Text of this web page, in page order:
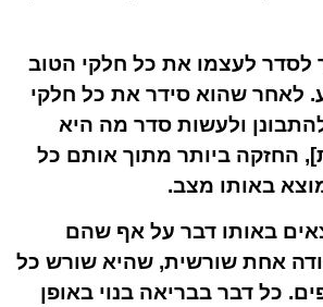
לסדר לעצמו את כל חלקי הטוב
לאחר שהוא סידר את כל חלקי
ולעשות סדר מה היא
החזקה ביותר מתוך אותם כל
באותו מצב.
באותו דבר על אף שהם
אחת שורשית, שהיא שורש כל
כל דבר בבריאה בנוי באופן